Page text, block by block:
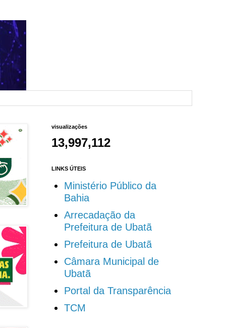
visualizações
13,997,112
LINKS ÚTEIS
Ministério Público da
Bahia
Arrecadação da
Prefeitura de Ubatã
Prefeitura de Ubatã
Câmara Municipal de
Ubatã
Portal da Transparência
TCM